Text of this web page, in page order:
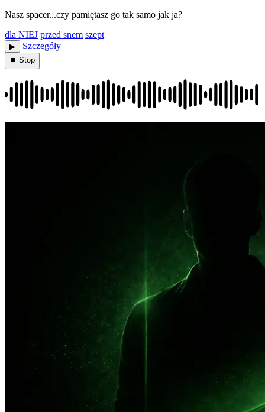
Nasz spacer...czy pamiętasz go tak samo jak ja?
dla NIEJ przed snem szept
▶︎ Szczegóły
⏹ Stop